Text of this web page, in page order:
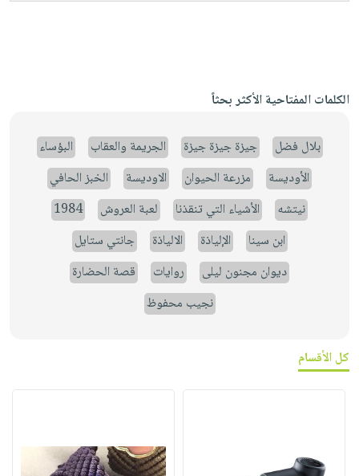
الكلمات المفتاحية الأكثر بحثاً
بلال فضل جيزة جيزة جيزة الجريمة والعقاب
البؤساء
الأوديسة
مزرعة الحيوان الاوديسة
الخبز الحافي
نيتشه
الأشياء التي تنقذنا لعبة العروش
1984
ابن سينا
الإلياذة الالياذة
جانتي ستايل
ديوان مجنون ليلى
روايات
قصة الحضارة
نجيب محفوظ
كل الأقسام